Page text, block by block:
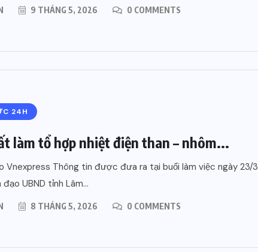
9 THÁNG 5, 2026 0 COMMENTS
24H
làm tổ hợp nhiệt điện than – nhôm...
Vnexpress Thông tin được đưa ra tại buổi làm việc ngày 23/3
UBND tỉnh Lâm...
8 THÁNG 5, 2026 0 COMMENTS
DỊCH VỤ